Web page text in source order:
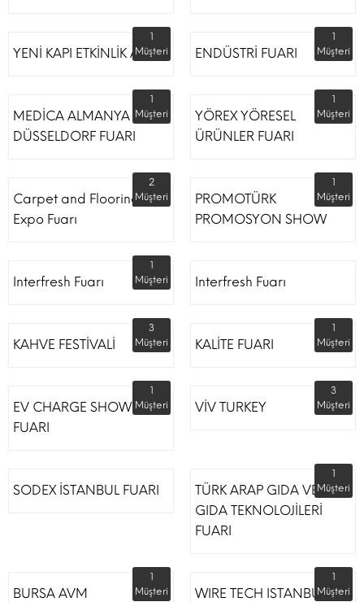
YENİ KAPI ETKİNLİK ALANI
1
Müşteri
ENDÜSTRİ FUARI
1
Müşteri
MEDİCA ALMANYA
DÜSSELDORF FUARI
1
Müşteri
YÖREX YÖRESEL
ÜRÜNLER FUARI
1
Müşteri
Carpet and Flooring
Expo Fuarı
2
Müşteri
PROMOTÜRK
PROMOSYON SHOW
1
Müşteri
Interfresh Fuarı
1
Müşteri
Interfresh Fuarı
KAHVE FESTİVALİ
3
Müşteri
KALİTE FUARI
1
Müşteri
EV CHARGE SHOW
FUARI
1
Müşteri
VİV TURKEY
3
Müşteri
SODEX İSTANBUL FUARI
TÜRK ARAP GIDA VE
GIDA TEKNOLOJİLERİ
FUARI
1
Müşteri
BURSA AVM
1
Müşteri
WIRE TECH ISTANBUL
1
Müşteri